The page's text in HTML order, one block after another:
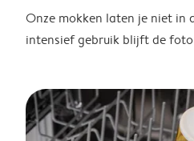
Onze mokken laten je niet in
intensief gebruik blijft de